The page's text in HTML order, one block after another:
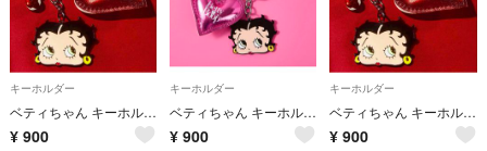
キーホルダー
ベティちゃん キーホルダー Betty Boop
¥ 900
キーホルダー
ベティちゃん キーホルダー Betty Boop
¥ 900
キーホルダー
ベティちゃん キーホルダー Betty Boop
¥ 900